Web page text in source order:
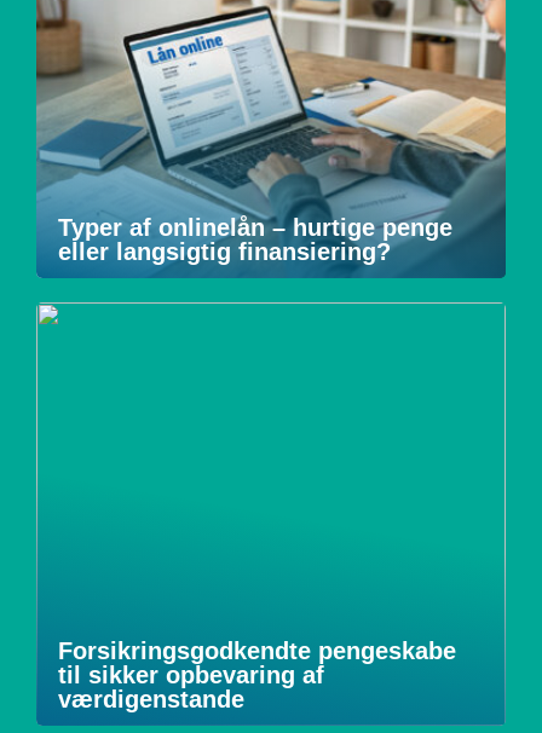
Typer af onlinelån – hurtige penge
eller langsigtig finansiering?
Forsikringsgodkendte pengeskabe
til sikker opbevaring af
værdigenstande